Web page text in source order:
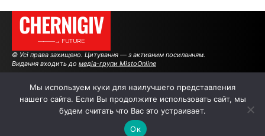
CHERNIGIV
———→ FUTURE
© Усі права захищено. Цитування — з активним посиланням.
Видання входить до медіа-групи MistoOnline
АВТОРИ РЕКЛАМА НА САЙТІ
Мы используем куки для наилучшего представления
нашего сайта. Если Вы продолжите использовать сайт, мы
будем считать что Вас это устраивает.
Ок